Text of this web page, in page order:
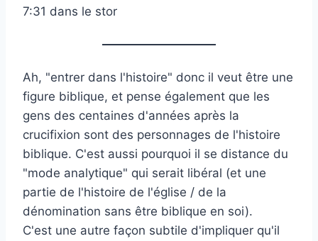
7:31 dans le stor
Ah, "entrer dans l'histoire" donc il veut être une
figure biblique, et pense également que les
gens des centaines d'années après la
crucifixion sont des personnages de l'histoire
biblique. C'est aussi pourquoi il se distance du
"mode analytique" qui serait libéral (et une
partie de l'histoire de l'église / de la
dénomination sans être biblique en soi).
C'est une autre façon subtile d'impliquer qu'il